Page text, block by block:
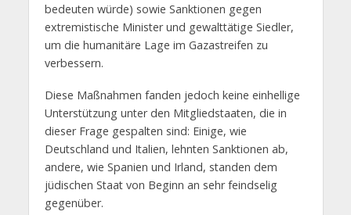
bedeuten würde) sowie Sanktionen gegen
extremistische Minister und gewalttätige Siedler,
um die humanitäre Lage im Gazastreifen zu
verbessern.
Diese Maßnahmen fanden jedoch keine einhellige
Unterstützung unter den Mitgliedstaaten, die in
dieser Frage gespalten sind: Einige, wie
Deutschland und Italien, lehnten Sanktionen ab,
andere, wie Spanien und Irland, standen dem
jüdischen Staat von Beginn an sehr feindselig
gegenüber.